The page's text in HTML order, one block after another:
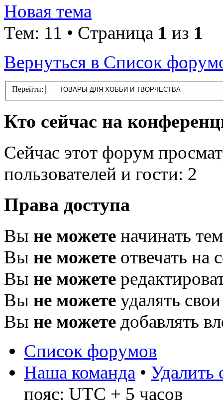
Новая тема
Тем: 11 • Страница 1 из 1
Вернуться в Список
Перейти:
Кто сейчас на
Сейчас этот форум
пользователей и гости: 2
Права доступа
Вы не можете начинать
Вы не можете отвечать на
Вы не можете
Вы не можете удалять
Вы не можете добавлять
Список форумов
Наша команда • Удалить
пояс: UTC + 5 часов